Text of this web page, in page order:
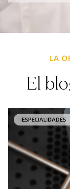
LA
El
ESPECIALIDADES